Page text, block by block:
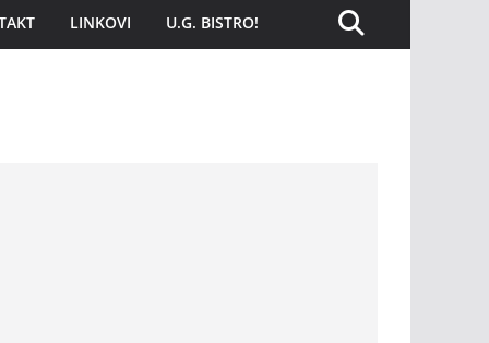
LINKOVI U.G. BISTRO!